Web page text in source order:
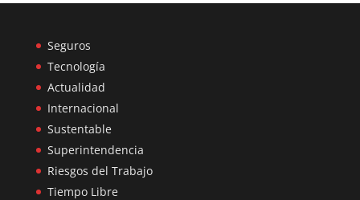
Seguros
Tecnología
Actualidad
Internacional
Sustentable
Superintendencia
Riesgos del Trabajo
Tiempo Libre